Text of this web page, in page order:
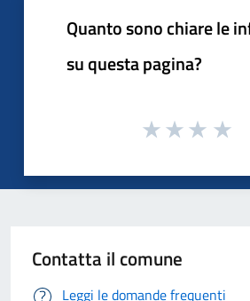
Quanto sono chiare le
su questa pagina?
Contatta il comune
Leggi le domande frequenti